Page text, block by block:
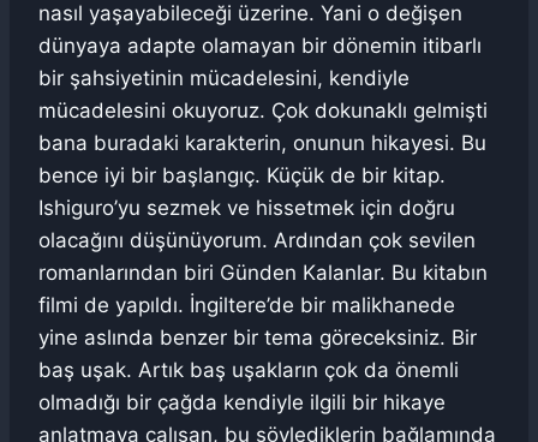
nasıl yaşayabileceği üzerine. Yani o değişen
dünyaya adapte olamayan bir dönemin itibarlı
bir şahsiyetinin mücadelesini, kendiyle
mücadelesini okuyoruz. Çok dokunaklı gelmişti
bana buradaki karakterin, onunun hikayesi. Bu
bence iyi bir başlangıç. Küçük de bir kitap.
Ishiguro’yu sezmek ve hissetmek için doğru
olacağını düşünüyorum. Ardından çok sevilen
romanlarından biri Günden Kalanlar. Bu kitabın
filmi de yapıldı. İngiltere’de bir malikhanede
yine aslında benzer bir tema göreceksiniz. Bir
baş uşak. Artık baş uşakların çok da önemli
olmadığı bir çağda kendiyle ilgili bir hikaye
anlatmaya çalışan, bu söylediklerin bağlamında